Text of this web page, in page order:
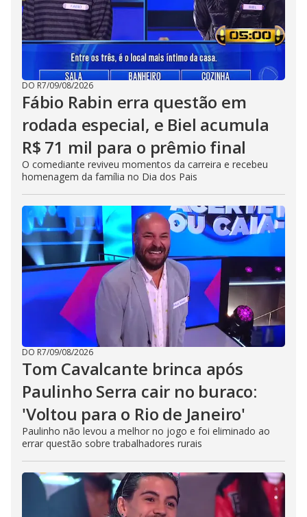
DO R7/09/08/2026
Fábio Rabin erra questão em
rodada especial, e Biel acumula
R$ 71 mil para o prêmio final
O comediante reviveu momentos da carreira e recebeu
homenagem da família no Dia dos Pais
DO R7/09/08/2026
Tom Cavalcante brinca após
Paulinho Serra cair no buraco:
'Voltou para o Rio de Janeiro'
Paulinho não levou a melhor no jogo e foi eliminado ao
errar questão sobre trabalhadores rurais